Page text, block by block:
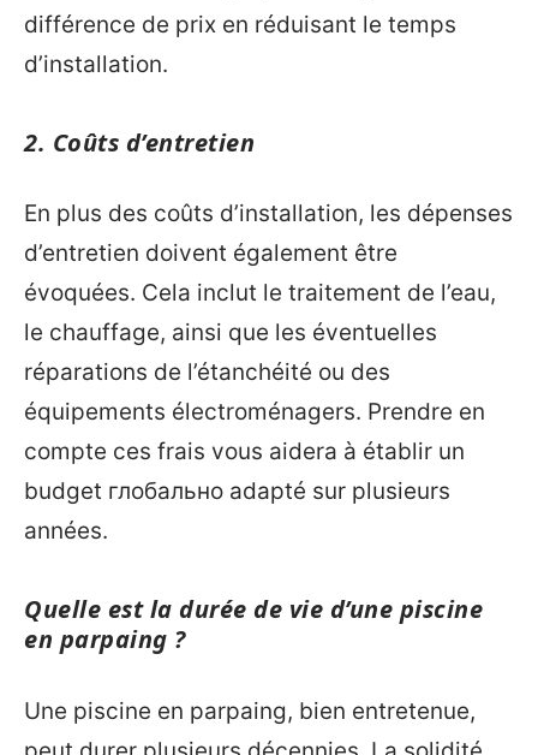
différence de prix en réduisant le temps
d’installation.
2. Coûts d’entretien
En plus des coûts d’installation, les dépenses
d’entretien doivent également être
évoquées. Cela inclut le traitement de l’eau,
le chauffage, ainsi que les éventuelles
réparations de l’étanchéité ou des
équipements électroménagers. Prendre en
compte ces frais vous aidera à établir un
budget глобально adapté sur plusieurs
années.
Quelle est la durée de vie d’une piscine
en parpaing ?
Une piscine en parpaing, bien entretenue,